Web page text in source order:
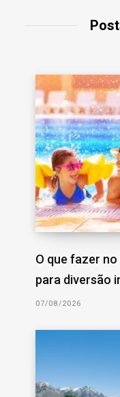
O que fazer
para diversão
07/08/2026